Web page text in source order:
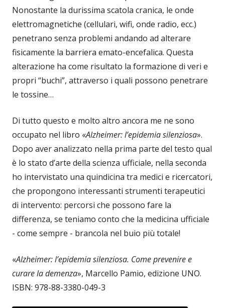
Nonostante la durissima scatola cranica, le onde
elettromagnetiche (cellulari, wifi, onde radio, ecc.)
penetrano senza problemi andando ad alterare
fisicamente la barriera emato-encefalica. Questa
alterazione ha come risultato la formazione di veri e
propri “buchi”, attraverso i quali possono penetrare
le tossine…
Di tutto questo e molto altro ancora me ne sono
occupato nel libro «Alzheimer: l’epidemia silenziosa».
Dopo aver analizzato nella prima parte del testo qual
è lo stato d’arte della scienza ufficiale, nella seconda
ho intervistato una quindicina tra medici e ricercatori,
che propongono interessanti strumenti terapeutici
di intervento: percorsi che possono fare la
differenza, se teniamo conto che la medicina ufficiale
- come sempre - brancola nel buio più totale!
«Alzheimer: l’epidemia silenziosa. Come prevenire e
curare la demenza», Marcello Pamio, edizione UNO.
ISBN: 978-88-3380-049-3